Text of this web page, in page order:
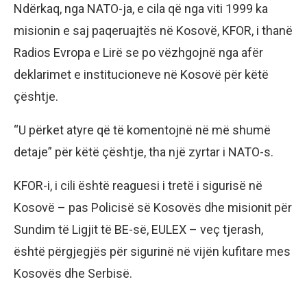
Ndërkaq, nga NATO-ja, e cila që nga viti 1999 ka
misionin e saj paqeruajtës në Kosovë, KFOR, i thanë
Radios Evropa e Lirë se po vëzhgojnë nga afër
deklarimet e institucioneve në Kosovë për këtë
çështje.
“U përket atyre që të komentojnë në më shumë
detaje” për këtë çështje, tha një zyrtar i NATO-s.
KFOR-i, i cili është reaguesi i tretë i sigurisë në
Kosovë – pas Policisë së Kosovës dhe misionit për
Sundim të Ligjit të BE-së, EULEX – veç tjerash,
është përgjegjës për sigurinë në vijën kufitare mes
Kosovës dhe Serbisë.